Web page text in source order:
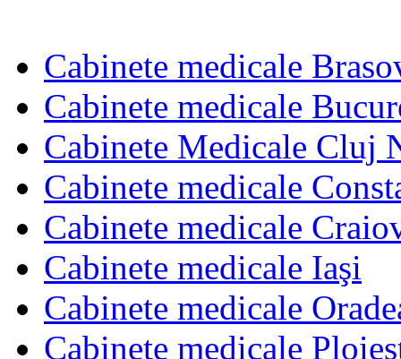
Cabinete medicale
Cabinete medicale
Cabinete Medicale Cluj
Cabinete medicale
Cabinete medicale
Cabinete medicale Iaşi
Cabinete medicale
Cabinete medicale